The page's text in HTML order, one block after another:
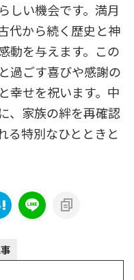
しい機会です。満月
代から続く歴史と神
動を与えます。この
過ごす喜びや感謝の
幸せを祝います。中
、家族の絆を再確認
る特別なひとときと